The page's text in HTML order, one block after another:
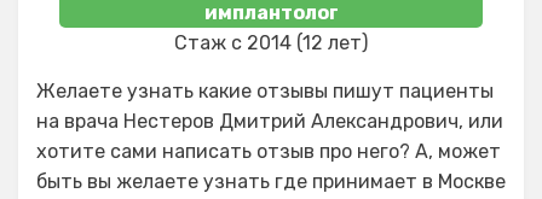
имплантолог
Стаж с 2014 (12 лет)
Желаете узнать какие отзывы пишут пациенты
на врача Нестеров Дмитрий Александрович, или
хотите сами написать отзыв про него? А, может
быть вы желаете узнать где принимает в Москве